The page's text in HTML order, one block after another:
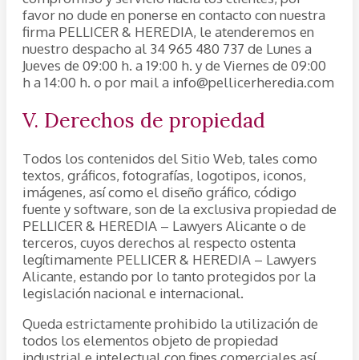
favor no dude en ponerse en contacto con nuestra
firma PELLICER & HEREDIA, le atenderemos en
nuestro despacho al 34 965 480 737 de Lunes a
Jueves de 09:00 h. a 19:00 h. y de Viernes de 09:00
h a 14:00 h. o por mail a info@pellicerheredia.com
V. Derechos de propiedad
Todos los contenidos del Sitio Web, tales como
textos, gráficos, fotografías, logotipos, iconos,
imágenes, así como el diseño gráfico, código
fuente y software, son de la exclusiva propiedad de
PELLICER & HEREDIA – Lawyers Alicante o de
terceros, cuyos derechos al respecto ostenta
legítimamente PELLICER & HEREDIA – Lawyers
Alicante, estando por lo tanto protegidos por la
legislación nacional e internacional.
Queda estrictamente prohibido la utilización de
todos los elementos objeto de propiedad